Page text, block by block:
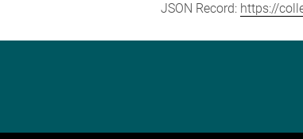
JSON Record: https://